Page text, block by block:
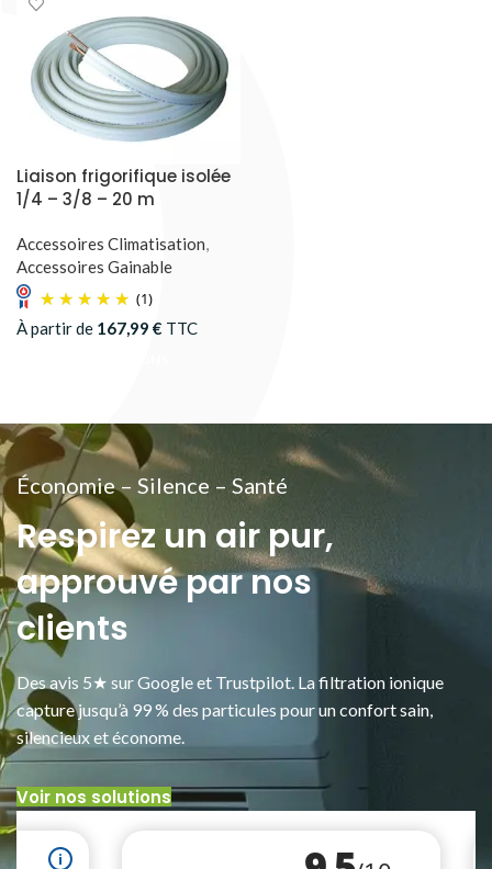
Liaison frigorifique isolée
1/4 – 3/8 – 20 m
Accessoires Climatisation,
Accessoires Gainable
(1)
À partir de 167,99 € TTC
Économie – Silence – Santé
Respirez un air pur,
approuvé par nos
clients
Des avis 5★ sur Google et Trustpilot. La filtration ionique
capture jusqu’à 99 % des particules pour un confort sain,
silencieux et économe.
Voir nos solutions